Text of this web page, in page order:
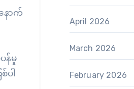
ောက်
န်မှု
ပါ
April 2026
March 2026
February 2026